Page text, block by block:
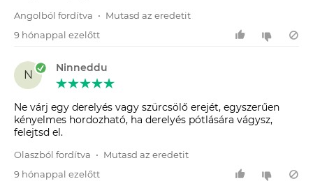
Angolból fordítva • Mutasd az eredetit
9 hónappal ezelőtt
N
Ninneddu
Ne várj egy derelyés vagy szürcsölő erejét, egyszerűen
kényelmes hordozható, ha derelyés pótlására vágysz,
felejtsd el.
Olaszból fordítva • Mutasd az eredetit
9 hónappal ezelőtt